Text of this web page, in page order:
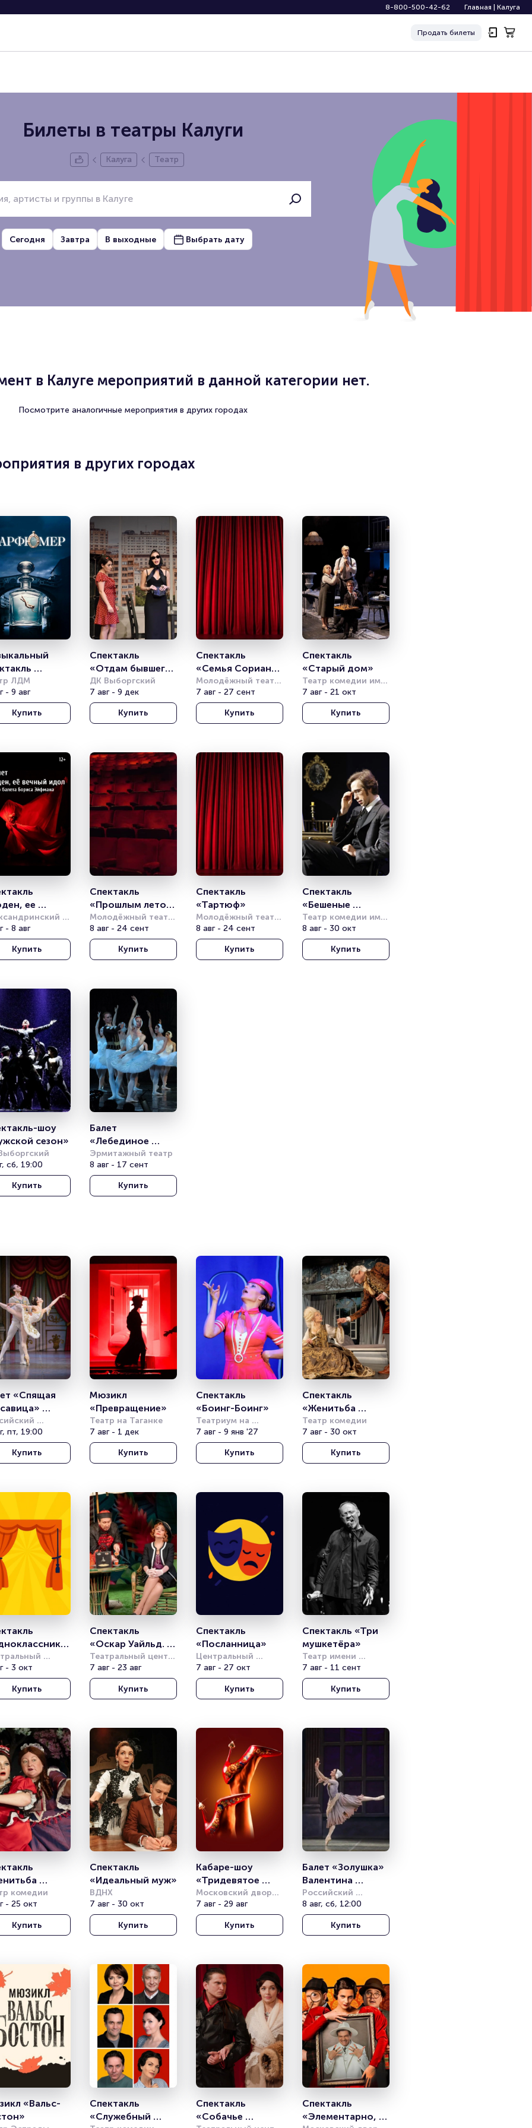
8-800-500-42-62 Главная Калуга
Продать билеты
Билеты в театры Калуги
Калуга Театр
Сегодня Завтра В выходные Выбрать дату
в Калуге мероприятий в данной категории нет.
Посмотрите аналогичные мероприятия в других городах
в других городах
ЛДМ
- 9 авг
Купить
Спектакль
«Отдам бывшего
в хорошие руки»
ДК Выборгский
7 авг - 9 дек
Купить
Спектакль
«Семья Сориано,
или Итальянская
комедия»
Молодёжный театр
на Фонтанке
7 авг - 27 сент
Купить
Спектакль
«Старый дом»
Театр комедии им.
Акимова
7 авг - 21 окт
Купить
ее
идол»
балета Б.
- 8 авг
Купить
Спектакль
«Прошлым летом
в Чулимске»
Молодёжный театр
на Фонтанке
8 авг - 24 сент
Купить
Спектакль
«Тартюф»
Молодёжный театр
на Фонтанке
8 авг - 24 сент
Купить
Спектакль
«Бешеные
деньги»
Театр комедии им.
Акимова
8 авг - 30 окт
Купить
шоу
сезон»
сб, 19:00
Купить
Балет
«Лебединое
озеро»
Классический
балет с
видеоэффектами
Эрмитажный театр
8 авг - 17 сент
Купить
«Спящая
театр
пт, 19:00
Купить
Мюзикл
«Превращение»
Театр на Таганке
7 авг - 1 дек
Купить
Спектакль
«Боинг-Боинг»
Театриум на
Серпуховке
7 авг - 9 янв '27
Купить
Спектакль
«Женитьба
Фигаро»
Театр комедии
7 авг - 30 окт
Купить
Российской
- 3 окт
Купить
Спектакль
«Оскар Уайльд.
Смешно о
серьёзном»
Театральный центр
на Страстном
7 авг - 23 авг
Купить
Спектакль
«Посланница»
Центральный
академический
театр Российской
7 авг - 27 окт
Купить
Спектакль «Три
мушкетёра»
Театр имени
Моссовета
7 авг - 11 сент
Купить
комедии
- 25 окт
Купить
Спектакль
«Идеальный муж»
ВДНХ
7 авг - 30 окт
Купить
Кабаре-шоу
«Тридевятое
царство»
Московский дворец
молодёжи
7 авг - 29 авг
Купить
Балет «Золушка»
Валентина
Грищенко
Российский
академический
молодёжный театр
8 авг, сб, 12:00
Купить
«Вальс-
Спектакль
«Служебный
Спектакль
«Собачье
Спектакль
«Элементарно,